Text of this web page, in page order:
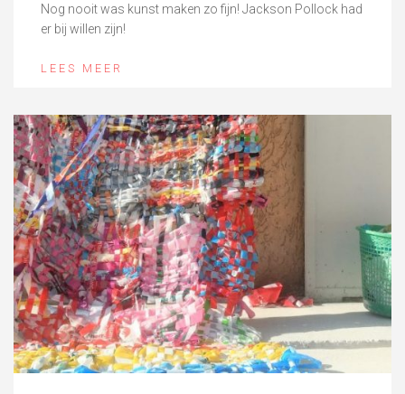
Nog nooit was kunst maken zo fijn! Jackson Pollock had
er bij willen zijn!
LEES MEER